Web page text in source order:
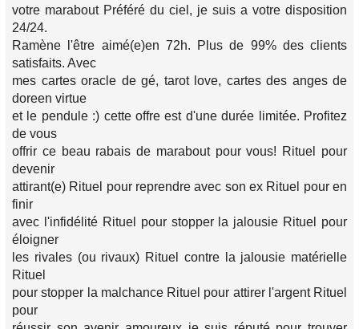
votre marabout Préféré du ciel, je suis a votre disposition
24/24.
Ramène l'être aimé(e)en 72h. Plus de 99% des clients
satisfaits. Avec
mes cartes oracle de gé, tarot love, cartes des anges de
doreen virtue
et le pendule :) cette offre est d'une durée limitée. Profitez
de vous
offrir ce beau rabais de marabout pour vous! Rituel pour
devenir
attirant(e) Rituel pour reprendre avec son ex Rituel pour en
finir
avec l'infidélité Rituel pour stopper la jalousie Rituel pour
éloigner
les rivales (ou rivaux) Rituel contre la jalousie matérielle
Rituel
pour stopper la malchance Rituel pour attirer l'argent Rituel
pour